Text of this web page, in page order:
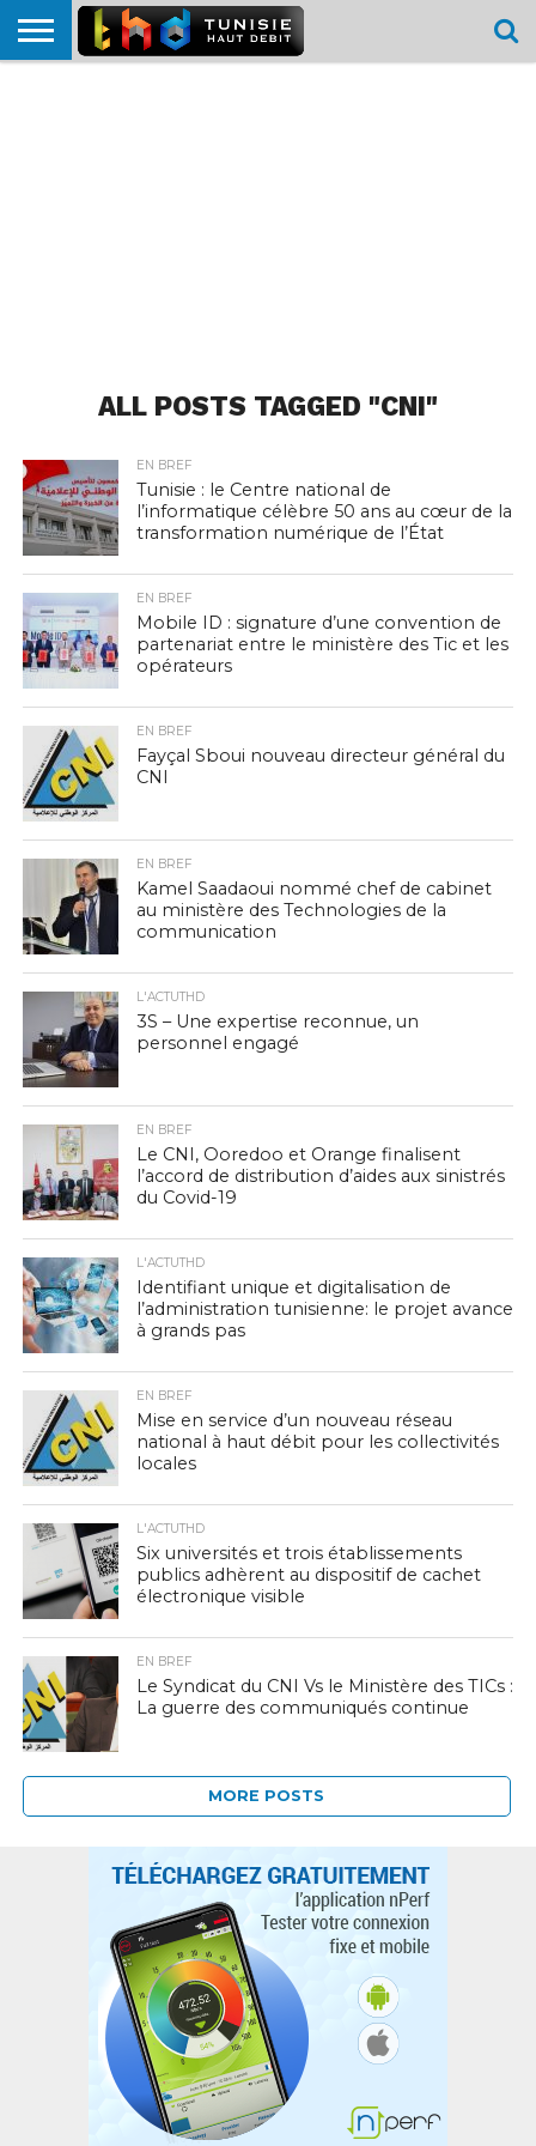
ALL POSTS TAGGED "CNI"
EN BREF
Tunisie : le Centre national de
l’informatique célèbre 50 ans au cœur de la
transformation numérique de l’État
EN BREF
Mobile ID : signature d’une convention de
partenariat entre le ministère des Tic et les
opérateurs
EN BREF
Fayçal Sboui nouveau directeur général du
CNI
EN BREF
Kamel Saadaoui nommé chef de cabinet
au ministère des Technologies de la
communication
L'ACTUTHD
3S – Une expertise reconnue, un
personnel engagé
EN BREF
Le CNI, Ooredoo et Orange finalisent
l’accord de distribution d’aides aux sinistrés
du Covid-19
L'ACTUTHD
Identifiant unique et digitalisation de
l’administration tunisienne: le projet avance
à grands pas
EN BREF
Mise en service d’un nouveau réseau
national à haut débit pour les collectivités
locales
L'ACTUTHD
Six universités et trois établissements
publics adhèrent au dispositif de cachet
électronique visible
EN BREF
Le Syndicat du CNI Vs le Ministère des TICs :
La guerre des communiqués continue
MORE POSTS